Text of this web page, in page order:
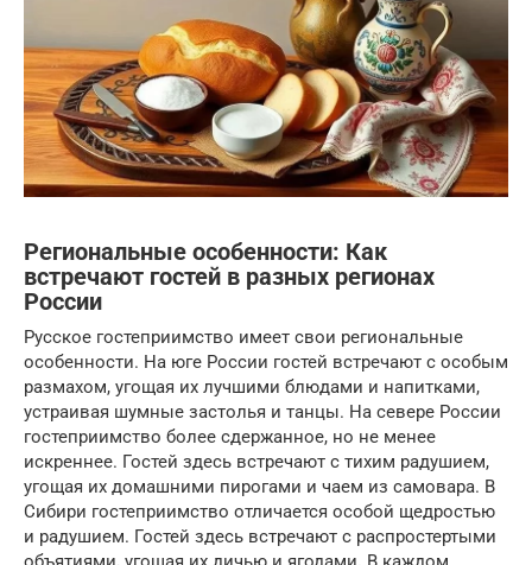
Региональные особенности: Как
встречают гостей в разных регионах
России
Русское гостеприимство имеет свои региональные
особенности. На юге России гостей встречают с особым
размахом, угощая их лучшими блюдами и напитками,
устраивая шумные застолья и танцы. На севере России
гостеприимство более сдержанное, но не менее
искреннее. Гостей здесь встречают с тихим радушием,
угощая их домашними пирогами и чаем из самовара. В
Сибири гостеприимство отличается особой щедростью
и радушием. Гостей здесь встречают с распростертыми